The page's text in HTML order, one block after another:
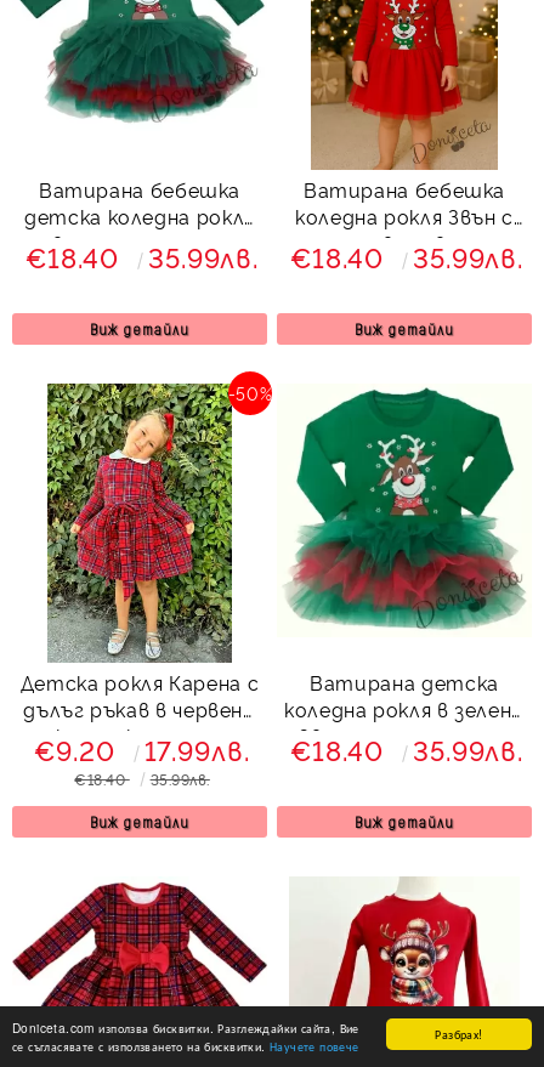
Разбрах!
Doniceta.com използва бисквитки. Разглеждайки сайта, Вие
се съгласявате с използването на бисквитки. Научете повече
Ватирана бебешка
детска коледна рокля
в зелено с тюл и
еленче Звън
€18.40 35.99лв.
Виж детайли
Ватирана бебешка
коледна рокля Звън с
еленче в червено и
тюл
€18.40 35.99лв.
Виж детайли
Детска рокля Карена с
дълъг ръкав в червено
каре с карирано
коланче и яка в бяло
-50%
€9.20 17.99лв.
€18.40 35.99лв.
Виж детайли
Ватирана детска
коледна рокля в зелено
Звън с тюл и еленче
€18.40 35.99лв.
Виж детайли